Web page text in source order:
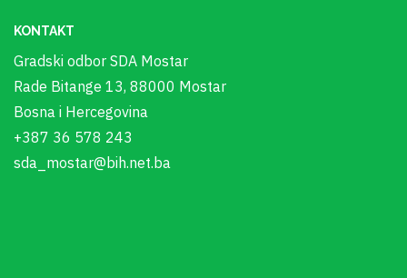
KONTAKT
Gradski odbor SDA Mostar
Rade Bitange 13, 88000 Mostar
Bosna i Hercegovina
+387 36 578 243
sda_mostar@bih.net.ba